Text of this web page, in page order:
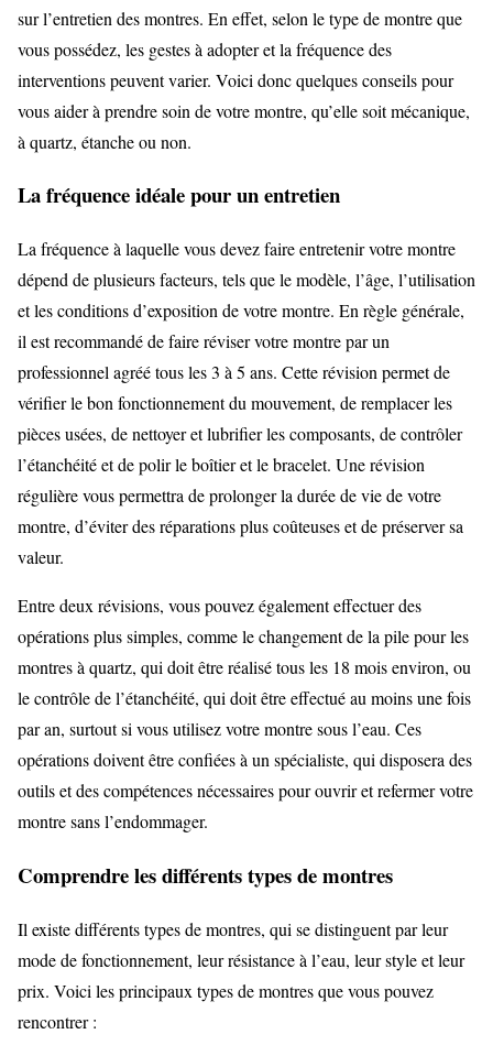
sur l’entretien des montres. En effet, selon le type de montre que
vous possédez, les gestes à adopter et la fréquence des
interventions peuvent varier. Voici donc quelques conseils pour
vous aider à prendre soin de votre montre, qu’elle soit mécanique,
à quartz, étanche ou non.
La fréquence idéale pour un entretien
La fréquence à laquelle vous devez faire entretenir votre montre
dépend de plusieurs facteurs, tels que le modèle, l’âge, l’utilisation
et les conditions d’exposition de votre montre. En règle générale,
il est recommandé de faire réviser votre montre par un
professionnel agréé tous les 3 à 5 ans. Cette révision permet de
vérifier le bon fonctionnement du mouvement, de remplacer les
pièces usées, de nettoyer et lubrifier les composants, de contrôler
l’étanchéité et de polir le boîtier et le bracelet. Une révision
régulière vous permettra de prolonger la durée de vie de votre
montre, d’éviter des réparations plus coûteuses et de préserver sa
valeur.
Entre deux révisions, vous pouvez également effectuer des
opérations plus simples, comme le changement de la pile pour les
montres à quartz, qui doit être réalisé tous les 18 mois environ, ou
le contrôle de l’étanchéité, qui doit être effectué au moins une fois
par an, surtout si vous utilisez votre montre sous l’eau. Ces
opérations doivent être confiées à un spécialiste, qui disposera des
outils et des compétences nécessaires pour ouvrir et refermer votre
montre sans l’endommager.
Comprendre les différents types de montres
Il existe différents types de montres, qui se distinguent par leur
mode de fonctionnement, leur résistance à l’eau, leur style et leur
prix. Voici les principaux types de montres que vous pouvez
rencontrer :